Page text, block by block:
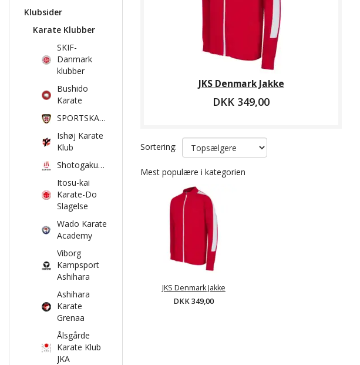
Klubsider
Karate Klubber
SKIF-
Danmark
klubber
Bushido
Karate
SPORTSKARATE
Ishøj Karate
Klub
Shotogakusha
Itosu-kai
Karate-Do
Slagelse
Wado Karate
Academy
Viborg
Kampsport
Ashihara
Ashihara
Karate
Grenaa
Ålsgårde
Karate Klub
JKA
JKS Denmark Jakke
DKK 349,00
Sortering:
Mest populære i kategorien
JKS Denmark Jakke
DKK 349,00